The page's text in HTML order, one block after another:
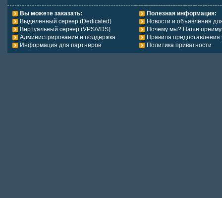
Вы можете заказать:
Выделенный сервер (Dedicated)
Виртуальный сервер (VPS/VDS)
Администрирование и поддержка
Информация для партнеров
Полезная информация:
Новости и объявления
Почему мы? Наши
Правила предоставления
Политика приватности